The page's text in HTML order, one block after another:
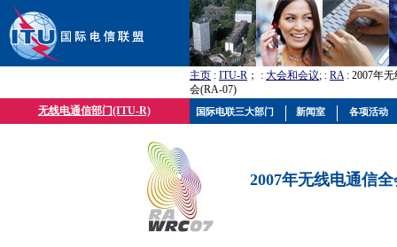
主页 : ITU-R ； : 大会和会议; : RA: 2007年
会(RA-07)
无线电通信部门(ITU-R)
2007年无线电通信
国际电联三大部门 新闻室 各项活动